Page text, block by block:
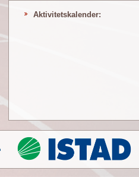
Aktivitetskalender: